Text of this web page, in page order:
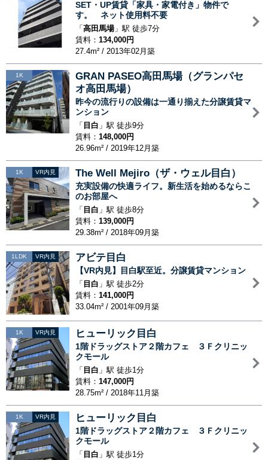
SET・UP賃貸「家具・家電付き」物件で
す。 ネット使用料不要
「 高田馬場」駅 徒歩7分
賃料： 134,000円
27.4m² / 2013年02月築
1K
GRAN PASEO高田馬場（グランパセ
オ高田馬場）
昨今の流行りの設備は一通り揃えた分譲賃貸マ
ンション
「 目白 」駅 徒歩9分
賃料： 148,000円
26.96m² / 2019年12月築
1K VR内見 The Well Mejiro（ザ・ウェル目白）
充実設備の快適ライフ。新生活を始めるならこ
のお部屋へ
「 目白 」駅 徒歩8分
賃料： 139,000円
29.38m² / 2018年09月築
1LDK VR内見 アビテ目白
【VR内見】目白駅至近。分譲賃貸マンション
「 目白 」駅 徒歩2分
賃料： 141,000円
33.04m² / 2001年09月築
1K VR内見 ヒューリック目白
1階ドラッグストア２階カフェ ３Ｆクリニッ
クモール
「 目白 」駅 徒歩1分
賃料： 147,000円
28.75m² / 2018年11月築
1K VR内見 ヒューリック目白
1階ドラッグストア２階カフェ ３Ｆクリニッ
クモール
「 目白 」駅 徒歩1分